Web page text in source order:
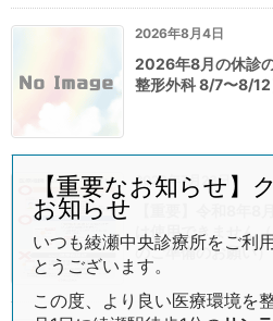
2026年8月4日
2026年8月の休診
整形外科 8/7〜8/12
2026年7月26日
【重要】令和8年8
は使用できません
のご準備のお願い）
【重要なお知らせ】
お知らせ
いつも綾瀬中央診療所をご利
とうございます。
この度、より良い医療環境を